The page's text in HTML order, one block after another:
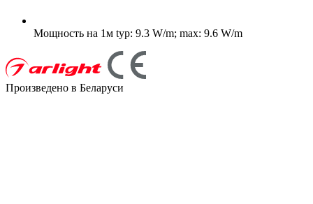
Мощность на 1м typ: 9.3 W/m; max: 9.6 W/m
Произведено в Беларуси